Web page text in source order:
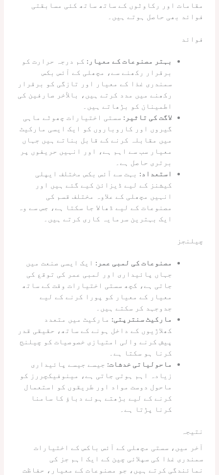
مقامات اور رکاوٹوں کے ساتھ ساتھ کئی مسابقتی
فوائد بھی حاصل ہوتے ہیں۔
فوائد
بہتر مصنوعات کے معیار: کم درجہ حرارت کو
برقرار رکھنے سے، مچھلی کے آئس بکس
سمندری غذا کے معیار اور تازگی کو برقرار
رکھنے میں مدد کرتے ہیں، بالآخر صارفین کی
اطمینان کو بڑھاتے ہیں۔
لاگت کی تاثیر: سستی اختیارات چھوٹے ماہی
گیروں اور کاروباروں کو ایک ایسی مارکیٹ
میں مقابلہ کرنے کے قابل بناتے ہیں جہاں
معیار سب سے اہم ہے، اور انہیں حریفوں پر
برتری حاصل ہے۔
استعداد: بہت سے آئس بکس مختلف ایپلی
کیشنز کے لیے ڈیزائن کیے گئے ہیں اور
انہیں مچھلی کے علاوہ مختلف قسم کی
مصنوعات کے لیے ڈھالا جا سکتا ہے، جس سے وہ
ایک بہترین سرمایہ کاری کرتے ہیں۔
چیلنجز
مصنوعات کی لمبی عمر: ایک ایسی صنعت میں
جہاں پائیداری اور لمبی عمر کی توقع کی
جاتی ہے، کچھ سستی اختیارات وقت کے ساتھ
معیار کے معیار کو پورا کرنے کے لیے
جدوجہد کر سکتے ہیں۔
مارکیٹ سنترپتی: مارکیٹ میں متعدد
کھلاڑیوں کے داخل ہونے کے ساتھ، حقیقی قدر
پیش کرنے والی امتیازی خصوصیات کو چیلنج
کرنا ہو سکتا ہے۔
ماحولیاتی خدشات: جیسے جیسے پائیداری
زیادہ اہم ہوتی جاتی ہے، مینوفیکچررز کو
ماحول دوست مواد اور طریقوں کو استعمال
کرنے کے لیے بڑھتے ہوئے دباؤ کا سامنا
کرنا پڑتا ہے۔
نتیجہ
آخر میں، سستی مچھلی کے آئس باکس کے اختیارات
سمندری غذا کی سپلائی چین کے ایک اہم جز کی
نمائندگی کرتے ہیں، جو مصنوعات کے معیار، حفاظت